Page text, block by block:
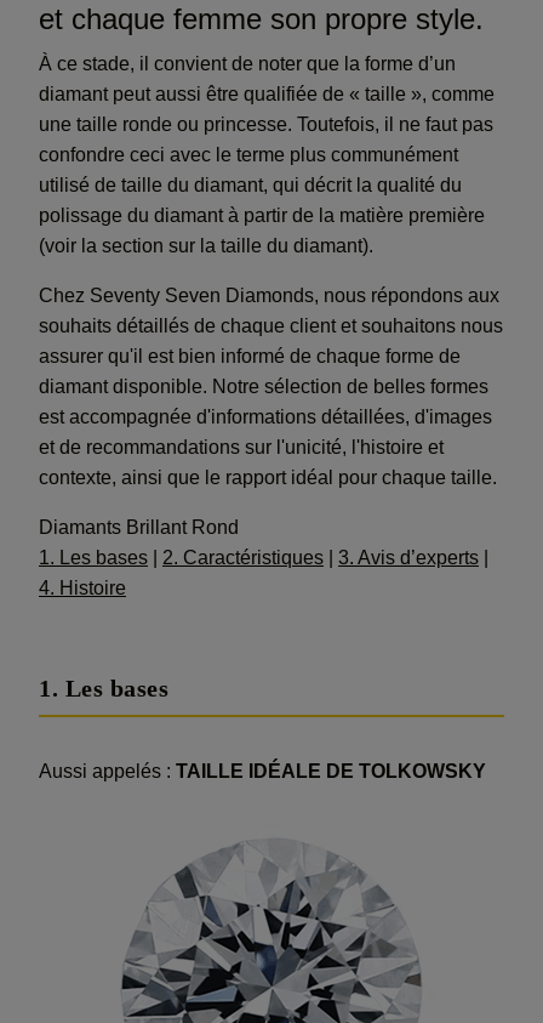
et chaque femme son propre style.
À ce stade, il convient de noter que la forme d’un
diamant peut aussi être qualifiée de « taille », comme
une taille ronde ou princesse. Toutefois, il ne faut pas
confondre ceci avec le terme plus communément
utilisé de taille du diamant, qui décrit la qualité du
polissage du diamant à partir de la matière première
(voir la section sur la taille du diamant).
Chez Seventy Seven Diamonds, nous répondons aux
souhaits détaillés de chaque client et souhaitons nous
assurer qu'il est bien informé de chaque forme de
diamant disponible. Notre sélection de belles formes
est accompagnée d'informations détaillées, d'images
et de recommandations sur l'unicité, l'histoire et
contexte, ainsi que le rapport idéal pour chaque taille.
Diamants Brillant Rond
1. Les bases
2. Caractéristiques 3. Avis d’experts
4. Histoire
1. Les bases
Aussi appelés : TAILLE IDÉALE DE TOLKOWSKY